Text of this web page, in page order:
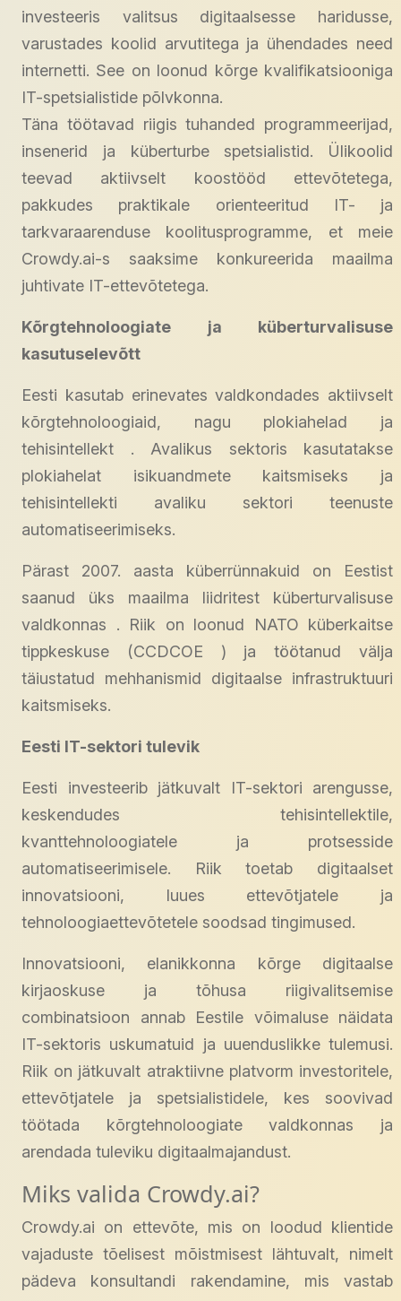
investeeris valitsus digitaalsesse haridusse,
varustades koolid arvutitega ja ühendades need
internetti. See on loonud kõrge kvalifikatsiooniga
IT-spetsialistide põlvkonna.
Täna töötavad riigis tuhanded programmeerijad,
insenerid ja küberturbe spetsialistid. Ülikoolid
teevad aktiivselt koostööd ettevõtetega,
pakkudes praktikale orienteeritud IT- ja
tarkvaraarenduse koolitusprogramme, et meie
Crowdy.ai-s saaksime konkureerida maailma
juhtivate IT-ettevõtetega.
Kõrgtehnoloogiate ja küberturvalisuse
kasutuselevõtt
Eesti kasutab erinevates valdkondades aktiivselt
kõrgtehnoloogiaid, nagu plokiahelad ja
tehisintellekt . Avalikus sektoris kasutatakse
plokiahelat isikuandmete kaitsmiseks ja
tehisintellekti avaliku sektori teenuste
automatiseerimiseks.
Pärast 2007. aasta küberrünnakuid on Eestist
saanud üks maailma liidritest küberturvalisuse
valdkonnas . Riik on loonud NATO küberkaitse
tippkeskuse (CCDCOE ) ja töötanud välja
täiustatud mehhanismid digitaalse infrastruktuuri
kaitsmiseks.
Eesti IT-sektori tulevik
Eesti investeerib jätkuvalt IT-sektori arengusse,
keskendudes tehisintellektile,
kvanttehnoloogiatele ja protsesside
automatiseerimisele. Riik toetab digitaalset
innovatsiooni, luues ettevõtjatele ja
tehnoloogiaettevõtetele soodsad tingimused.
Innovatsiooni, elanikkonna kõrge digitaalse
kirjaoskuse ja tõhusa riigivalitsemise
combinatsioon annab Eestile võimaluse näidata
IT-sektoris uskumatuid ja uuenduslikke tulemusi.
Riik on jätkuvalt atraktiivne platvorm investoritele,
ettevõtjatele ja spetsialistidele, kes soovivad
töötada kõrgtehnoloogiate valdkonnas ja
arendada tuleviku digitaalmajandust.
Miks valida Crowdy.ai?
Crowdy.ai on ettevõte, mis on loodud klientide
vajaduste tõelisest mõistmisest lähtuvalt, nimelt
pädeva konsultandi rakendamine, mis vastab